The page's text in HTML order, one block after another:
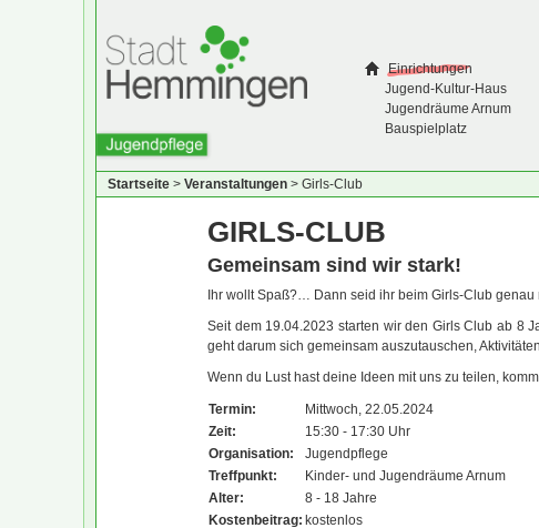
Einrichtungen
Jugend-Kultur-Haus
Jugendräume Arnum
Bauspielplatz
Startseite > Veranstaltungen > Girls-Club
GIRLS-CLUB
Gemeinsam sind wir stark!
Ihr wollt Spaß?… Dann seid ihr beim Girls-Club genau
Seit dem 19.04.2023 starten wir den Girls Club ab 8
geht darum sich gemeinsam auszutauschen,
Wenn du Lust hast deine Ideen mit uns zu teilen,
Termin:
Mittwoch, 22.05.2024
Zeit:
15:30 - 17:30 Uhr
Organisation:
Jugendpflege
Treffpunkt:
Kinder- und Jugendräume Arnum
Alter:
8 - 18 Jahre
Kostenbeitrag: kostenlos